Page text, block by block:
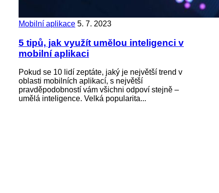
Mobilní aplikace 5. 7. 2023
5 tipů, jak využít umělou inteligenci v
mobilní aplikaci
Pokud se 10 lidí zeptáte, jaký je největší trend v
oblasti mobilních aplikací, s největší
pravděpodobností vám všichni odpoví stejně –
umělá inteligence. Velká popularita...